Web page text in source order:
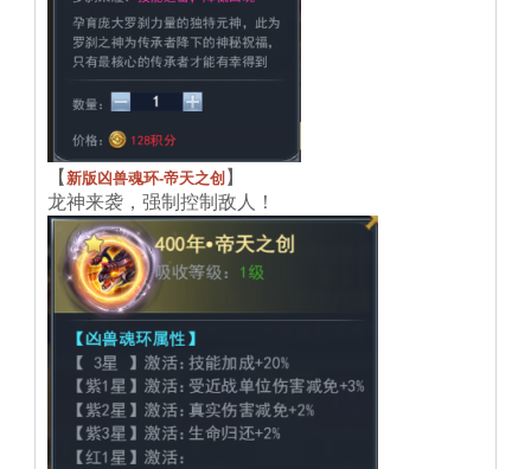
【新版凶兽魂环-帝天之创 】
龙神来袭，强制控制敌人！